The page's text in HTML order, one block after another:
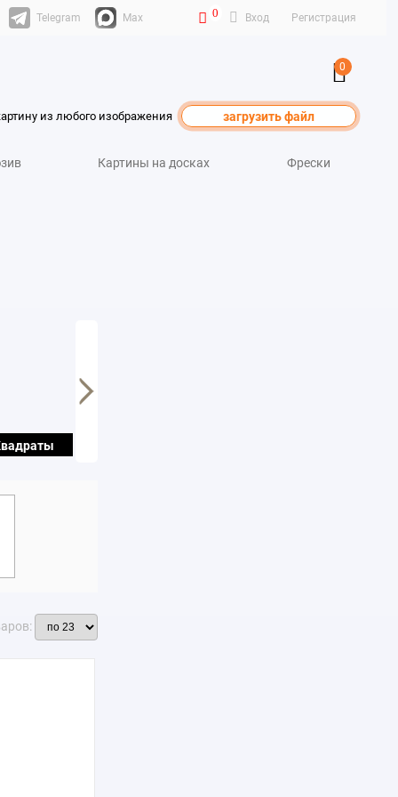
Telegram Max 0 Вход Регистрация
0
из любого изображения загрузить файл
Картины на досках Фрески